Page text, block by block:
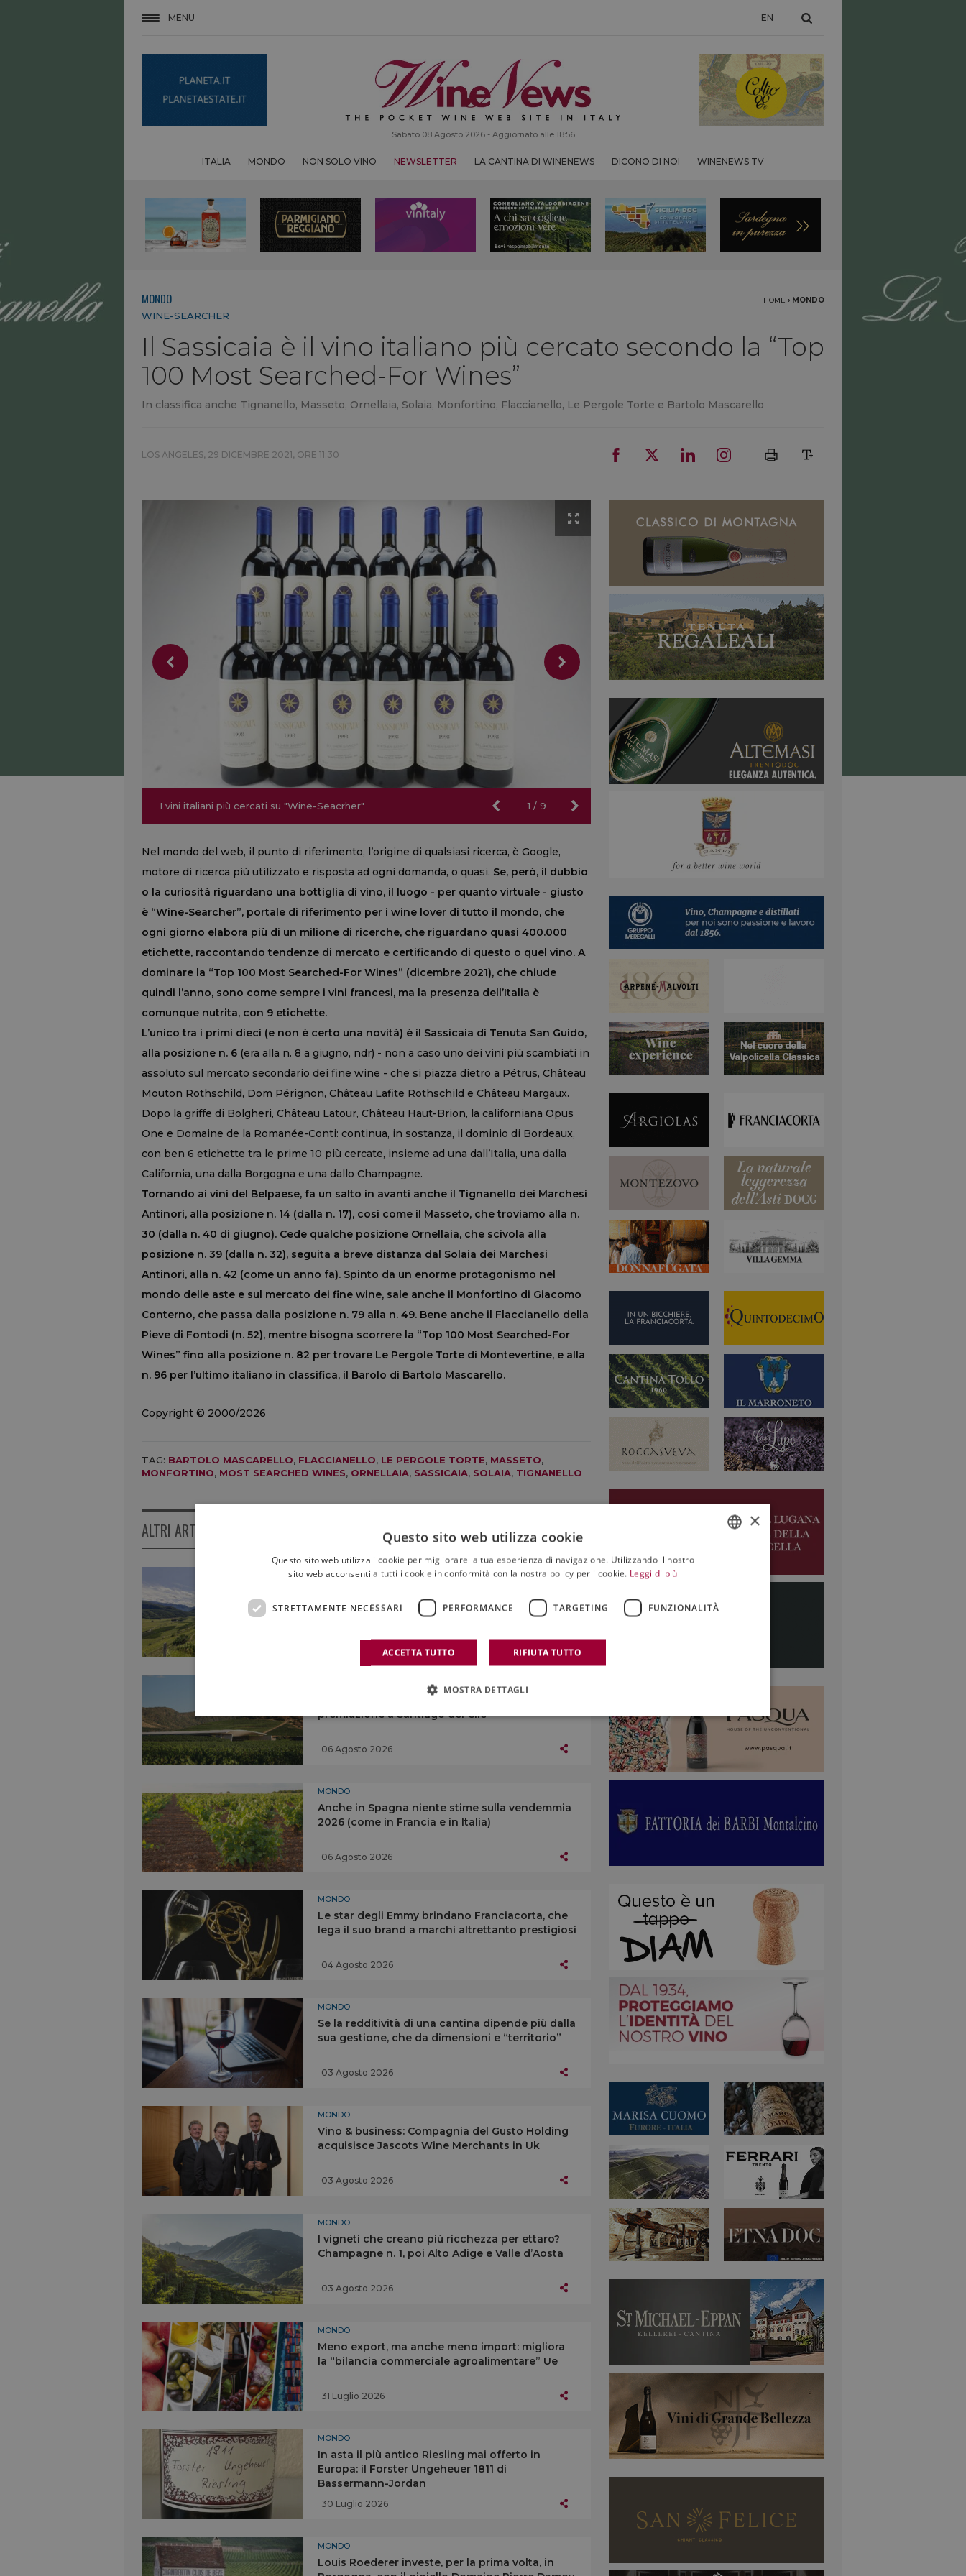
MENU EN
Sabato 08 Agosto 2026 - Aggiornato alle 18:56
ITALIA MONDO NON SOLO VINO NEWSLETTER LA CANTINA DI WINENEWS DICONO DI NOI WINENEWS TV
MONDO HOME › MONDO
WINE-SEARCHER
Il Sassicaia è il vino italiano più cercato secondo la “Top
100 Most Searched-For Wines”
In classifica anche Tignanello, Masseto, Ornellaia, Solaia, Monfortino, Flaccianello, Le Pergole Torte e Bartolo Mascarello
LOS ANGELES, 29 DICEMBRE 2021, ORE 11:30
1 / 9
I vini italiani più cercati su "Wine-Seacrher"
I vini italiani più cercati su "Wine-Seacrher"
Nel mondo del web, il punto di riferimento, l’origine di qualsiasi ricerca, è Google,
motore di ricerca più utilizzato e risposta ad ogni domanda, o quasi. Se, però, il dubbio
o la curiosità riguardano una bottiglia di vino, il luogo - per quanto virtuale - giusto
è “Wine-Searcher”, portale di riferimento per i wine lover di tutto il mondo, che
ogni giorno elabora più di un milione di ricerche, che riguardano quasi 400.000
etichette, raccontando tendenze di mercato e certificando di questo o quel vino. A
dominare la “Top 100 Most Searched-For Wines” (dicembre 2021), che chiude
quindi l’anno, sono come sempre i vini francesi, ma la presenza dell’Italia è
comunque nutrita, con 9 etichette.
L’unico tra i primi dieci (e non è certo una novità) è il Sassicaia di Tenuta San Guido,
alla posizione n. 6 (era alla n. 8 a giugno, ndr) - non a caso uno dei vini più scambiati in
assoluto sul mercato secondario dei fine wine - che si piazza dietro a Pétrus, Château
Mouton Rothschild, Dom Pérignon, Château Lafite Rothschild e Château Margaux.
Dopo la griffe di Bolgheri, Château Latour, Château Haut-Brion, la californiana Opus
One e Domaine de la Romanée-Conti: continua, in sostanza, il dominio di Bordeaux,
con ben 6 etichette tra le prime 10 più cercate, insieme ad una dall’Italia, una dalla
California, una dalla Borgogna e una dallo Champagne.
Tornando ai vini del Belpaese, fa un salto in avanti anche il Tignanello dei Marchesi
Antinori, alla posizione n. 14 (dalla n. 17), così come il Masseto, che troviamo alla n.
30 (dalla n. 40 di giugno). Cede qualche posizione Ornellaia, che scivola alla
posizione n. 39 (dalla n. 32), seguita a breve distanza dal Solaia dei Marchesi
Antinori, alla n. 42 (come un anno fa). Spinto da un enorme protagonismo nel
mondo delle aste e sul mercato dei fine wine, sale anche il Monfortino di Giacomo
Conterno, che passa dalla posizione n. 79 alla n. 49. Bene anche il Flaccianello della
Pieve di Fontodi (n. 52), mentre bisogna scorrere la “Top 100 Most Searched-For
Wines” fino alla posizione n. 82 per trovare Le Pergole Torte di Montevertine, e alla
n. 96 per l’ultimo italiano in classifica, il Barolo di Bartolo Mascarello.
Copyright © 2000/2026
TAG: BARTOLO MASCARELLO, FLACCIANELLO, LE PERGOLE TORTE, MASSETO,
MONFORTINO, MOST SEARCHED WINES, ORNELLAIA, SASSICAIA, SOLAIA, TIGNANELLO
ALTRI ARTICOLI
MONDO
vertici nel mondo, secondo “Weinwirtschaft”
07 Agosto 2026
“The World’s 50 Best Vineyards” 2026, la
premiazione a Santiago del Cile
06 Agosto 2026
MONDO
Anche in Spagna niente stime sulla vendemmia
2026 (come in Francia e in Italia)
06 Agosto 2026
MONDO
Le star degli Emmy brindano Franciacorta, che
lega il suo brand a marchi altrettanto prestigiosi
04 Agosto 2026
MONDO
Se la redditività di una cantina dipende più dalla
sua gestione, che da dimensioni e “territorio”
03 Agosto 2026
MONDO
Vino & business: Compagnia del Gusto Holding
acquisisce Jascots Wine Merchants in Uk
03 Agosto 2026
MONDO
I vigneti che creano più ricchezza per ettaro?
Champagne n. 1, poi Alto Adige e Valle d’Aosta
03 Agosto 2026
MONDO
Meno export, ma anche meno import: migliora
la “bilancia commerciale agroalimentare” Ue
31 Luglio 2026
MONDO
In asta il più antico Riesling mai offerto in
Europa: il Forster Ungeheuer 1811 di
Bassermann-Jordan
30 Luglio 2026
MONDO
Louis Roederer investe, per la prima volta, in
×
Questo sito web utilizza cookie
Questo sito web utilizza i cookie per migliorare la tua esperienza di navigazione. Utilizzando il nostro
sito web acconsenti a tutti i cookie in conformità con la nostra policy per i cookie. Leggi di più
STRETTAMENTE NECESSARI PERFORMANCE TARGETING FUNZIONALITÀ
ACCETTA TUTTO RIFIUTA TUTTO
MOSTRA DETTAGLI